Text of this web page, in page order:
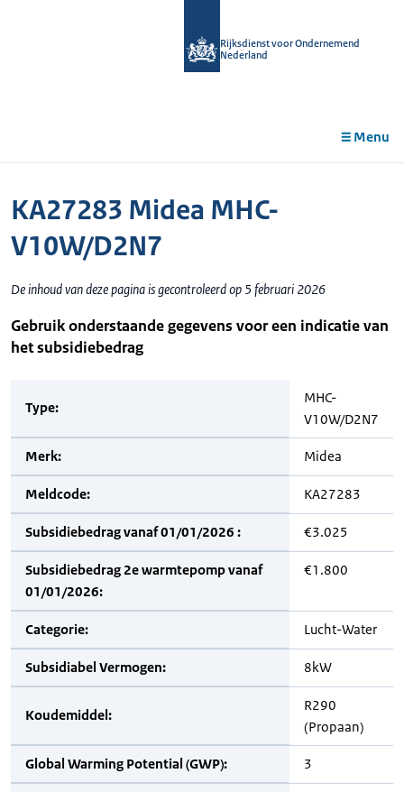
Rijksdienst voor Ondernemend
Nederland
Menu
KA27283 Midea MHC-
V10W/D2N7
De inhoud van deze pagina is gecontroleerd op 5 februari 2026
Gebruik onderstaande gegevens voor een indicatie van
het subsidiebedrag
Type:
MHC-
V10W/D2N7
Merk: Midea
Meldcode: KA27283
Subsidiebedrag vanaf 01/01/2026 : €3.025
Subsidiebedrag 2e warmtepomp vanaf
01/01/2026:
€1.800
Categorie: Lucht-Water
Subsidiabel Vermogen: 8kW
Koudemiddel:
R290
(Propaan)
Global Warming Potential (GWP): 3